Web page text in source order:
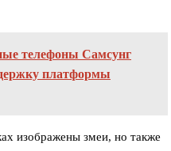
телефоны Самсунг
платформы
изображены змеи, но также